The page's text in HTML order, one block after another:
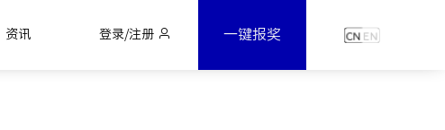
资讯 登录/注册 一键报奖